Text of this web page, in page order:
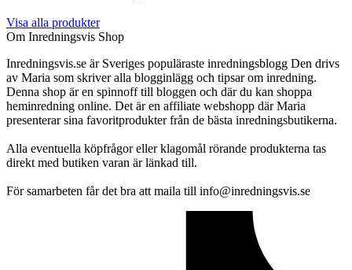
Visa alla produkter
Om Inredningsvis Shop
Inredningsvis.se är Sveriges populäraste inredningsblogg Den drivs
av Maria som skriver alla blogginlägg och tipsar om inredning.
Denna shop är en spinnoff till bloggen och där du kan shoppa
heminredning online. Det är en affiliate webshopp där Maria
presenterar sina favoritprodukter från de bästa inredningsbutikerna.
Alla eventuella köpfrågor eller klagomål rörande produkterna tas
direkt med butiken varan är länkad till.
För samarbeten får det bra att maila till info@inredningsvis.se